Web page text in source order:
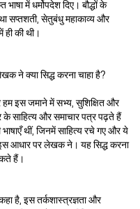
में धर्मोपदेश दिए। बौद्धों के
सप्तशती, सेतुबंधु महाकाव्य और
ही की थी।
ने क्या सिद्ध करना चाहा है?
हम इस जमाने में सभ्य, सुशिक्षित और
के साहित्य और समाचार पत्र पढ़ते हैं
भाषाएँ थीं, जिनमें साहित्य रचे गए और ये
इस आधार पर लेखक ने। यह सिद्ध करना
हैं।
है, इस तर्कशास्त्रज्ञता और